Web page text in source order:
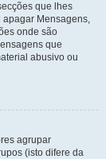
que lhes
apagar Mensagens,
onde são
que
abusivo ou
agrupar
(isto difere da